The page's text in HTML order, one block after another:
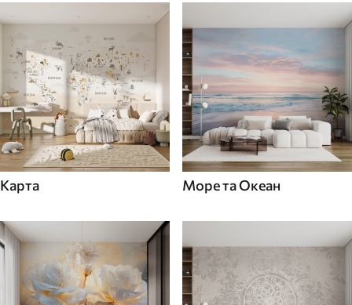
Карта Море та Океан